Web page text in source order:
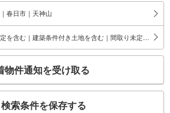
春日市｜天神山
価格未定を含む｜建築条件付き土地を含む｜間取り未定を含む
物件通知を受け取る
検索条件を保存する